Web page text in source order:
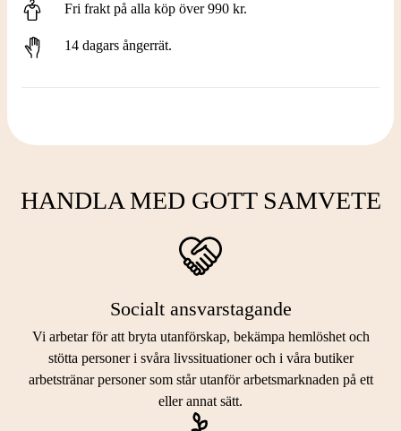
Fri frakt på alla köp över 990 kr.
14 dagars ångerrät.
HANDLA MED GOTT SAMVETE
Socialt ansvarstagande
Vi arbetar för att bryta utanförskap, bekämpa hemlöshet och
stötta personer i svåra livssituationer och i våra butiker
arbetstränar personer som står utanför arbetsmarknaden på ett
eller annat sätt.